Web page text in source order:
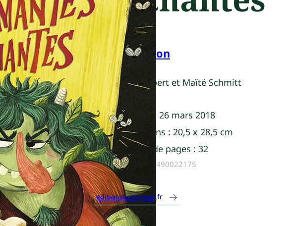
Lumignon
Thaïs Aubert et Maïté Schmitt
Parution : 26 mars 2018
Dimensions : 20,5 x 28,5 cm
Nombre de pages : 32
ISBN : 9782490022175
editionslumignon.fr